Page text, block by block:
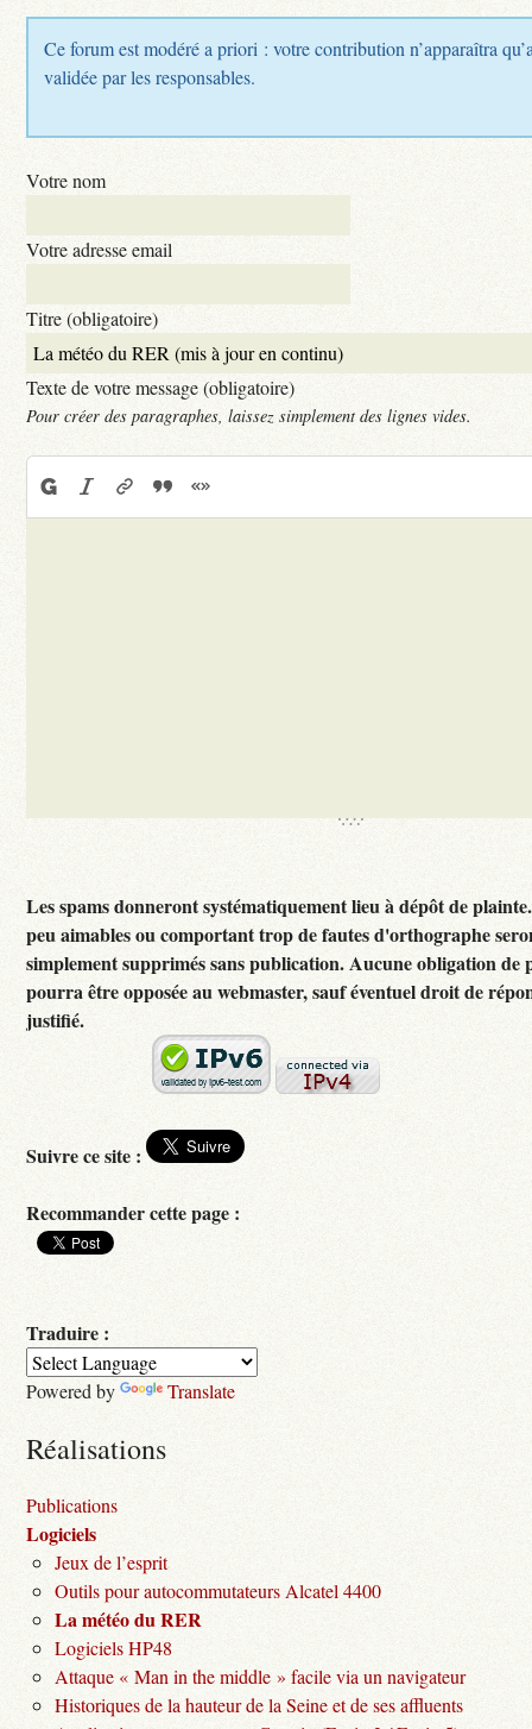
Ce forum est modéré a priori : votre contribution n’apparaîtra
validée par les responsables.
Votre nom
Votre adresse email
Titre (obligatoire)
Texte de votre message (obligatoire)
Pour créer des paragraphes, laissez simplement des lignes vides.
Les spams donneront systématiquement lieu à dépôt de plainte.
peu aimables ou comportant trop de fautes d'orthographe
simplement supprimés sans publication. Aucune obligation de
pourra être opposée au webmaster, sauf éventuel droit de
justifié.
Suivre ce site :
Recommander cette page :
Traduire :
Powered by Translate
Réalisations
Publications
Logiciels
Jeux de l’esprit
Outils pour autocommutateurs Alcatel 4400
La météo du RER
Logiciels HP48
Attaque « Man in the middle » facile via un navigateur
Historiques de la hauteur de la Seine et de ses affluents